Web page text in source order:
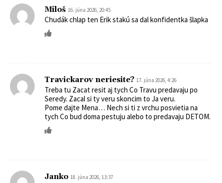
Miloš 16. júna 2026, 20:45
Chudák chlap ten Erik stakú sa dal konfidentka šlapka
Travickarov neriesite? 17. júna 2026, 4:26
Treba tu Zacat resit aj tych Co Travu predavaju po
Seredy. Zacal si ty veru skoncim to Ja veru.
Pome dajte Mena… Nech si ti z vrchu posvietia na
tych Co bud doma pestuju alebo to predavaju DETOM.
Janko 18. júna 2026, 13:37